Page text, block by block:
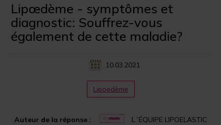
Lipœdème - symptômes et
diagnostic: Souffrez-vous
également de cette maladie?
10.03.2021
Auteur de la réponse : L´ÉQUIPE LIPOELASTIC
Lipoedème